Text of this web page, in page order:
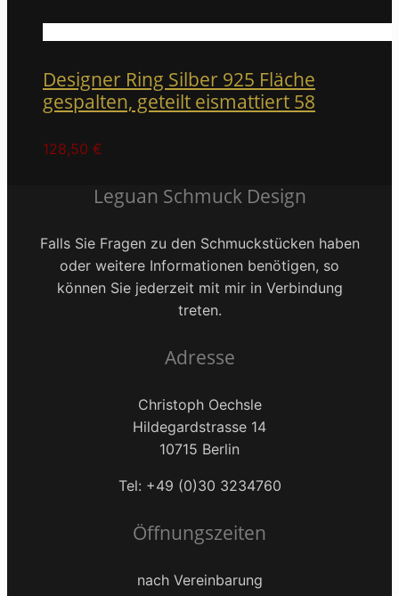
Designer Ring Silber 925 Fläche
gespalten, geteilt eismattiert 58
128,50 €
Leguan Schmuck Design
Falls Sie Fragen zu den Schmuckstücken haben
oder weitere Informationen benötigen, so
können Sie jederzeit mit mir in Verbindung
treten.
Adresse
Christoph Oechsle
Hildegardstrasse 14
10715 Berlin
Tel: +49 (0)30 3234760
Öffnungszeiten
nach Vereinbarung